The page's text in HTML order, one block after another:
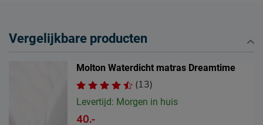
Vergelijkbare producten
Molton Waterdicht matras Dreamtime
(13)
Levertijd: Morgen in huis
40.-